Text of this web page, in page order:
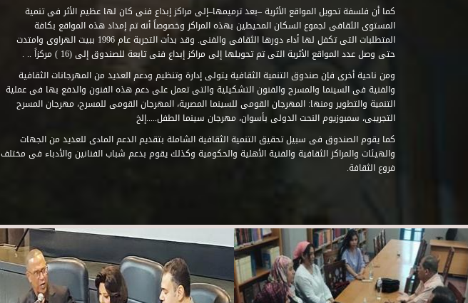
كما أن فلسفة تحويل المواقع الأثرية –بعد ترميمها–إلى مراكز إبداع فنى كان لها عظيم الأثر فى تنمية
المستوى الثقافى لجموع السكان المحيطين بهذه المراكز وخصوصاً أنه تم إمداد هذه المواقع بكافة
المتطلبات التى تكفل لها أداء دورها الثقافى والفنى. وقد بدأت التجربة عام 1996 ببيت الهراوى وامتدت
حتى وصل عدد المواقع الأثرية التى تم تحويلها إلى مراكز إبداع فنى تابعة للصندوق إلى (16 ) مركزاً .. .
ومن ناحية أخرى فإن صندوق التنمية الثقافية يتولى إدارة وتنظيم ودعم العديد من المهرجانات الثقافية
والفنية فى السينما والمسرح والفنون التشكيلية والتى تعمل على دعم هذه الفنون والدفع بها فى عملية
التنمية والتطوير ومنها: المهرجان القومى للسينما المصرية، المهرجان القومى للمسرح، مهرجان المسرح
التجريبى، سمبوزيوم النحت الدولى بأسوان، مهرجان سينما الطفل.....إلخ
كما يقوم الصندوق فى سبيل تحقيق التنمية الثقافية الشاملة بتقديم الدعم المادى للعديد من الجهات
والهيئات والمراكز الثقافية والفنية الأهلية والحكومية وكذلك يقوم بدعم شباب الفنانين والأدباء فى مختلف
فروع الثقافة.